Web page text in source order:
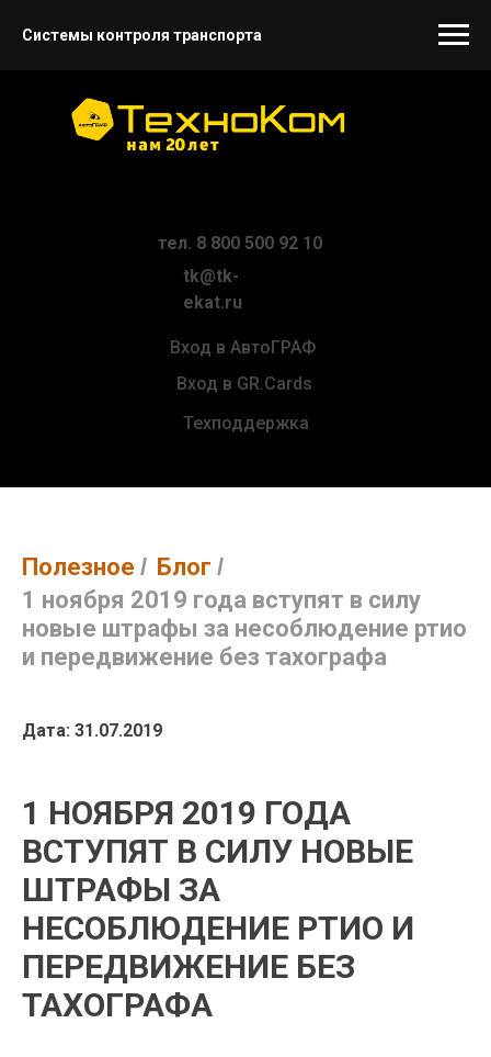
Системы контроля транспорта
tk@tk-
ekat.ru
тел. 8 800 500 92 10
Вход в АвтоГРАФ
Вход в GR.Cards
Техподдержка
Полезное / Блог /
1 ноября 2019 года вступят в силу
новые штрафы за несоблюдение ртио
и передвижение без тахографа
Дата: 31.07.2019
1 НОЯБРЯ 2019 ГОДА
ВСТУПЯТ В СИЛУ НОВЫЕ
ШТРАФЫ ЗА
НЕСОБЛЮДЕНИЕ РТИО И
ПЕРЕДВИЖЕНИЕ БЕЗ
ТАХОГРАФА